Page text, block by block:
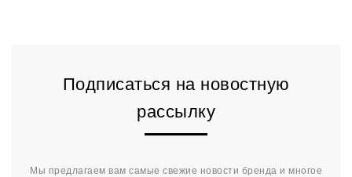
Подписаться на новостную
рассылку
Мы предлагаем вам самые свежие новости бренда и многое